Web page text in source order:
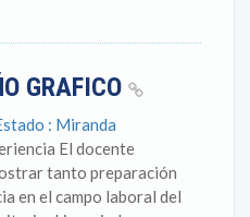
GRAFICO
: Miranda
El docente
tanto preparación
en el campo laboral del